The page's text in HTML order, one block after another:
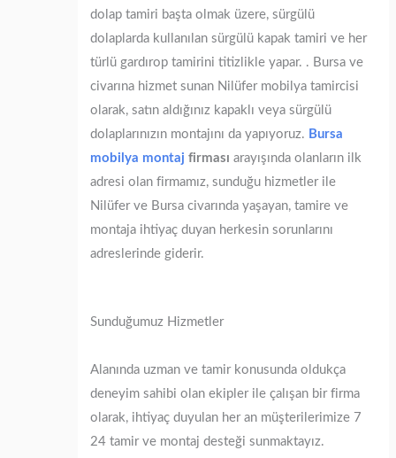
dolap tamiri başta olmak üzere, sürgülü
dolaplarda kullanılan sürgülü kapak tamiri ve her
türlü gardırop tamirini titizlikle yapar. . Bursa ve
civarına hizmet sunan Nilüfer mobilya tamircisi
olarak, satın aldığınız kapaklı veya sürgülü
dolaplarınızın montajını da yapıyoruz. Bursa
mobilya montaj firması arayışında olanların ilk
adresi olan firmamız, sunduğu hizmetler ile
Nilüfer ve Bursa civarında yaşayan, tamire ve
montaja ihtiyaç duyan herkesin sorunlarını
adreslerinde giderir.
Sunduğumuz Hizmetler
Alanında uzman ve tamir konusunda oldukça
deneyim sahibi olan ekipler ile çalışan bir firma
olarak, ihtiyaç duyulan her an müşterilerimize 7
24 tamir ve montaj desteği sunmaktayız.